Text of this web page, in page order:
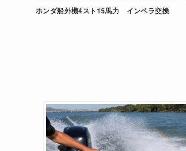
ホンダ船外機4スト15馬力 インペラ交換